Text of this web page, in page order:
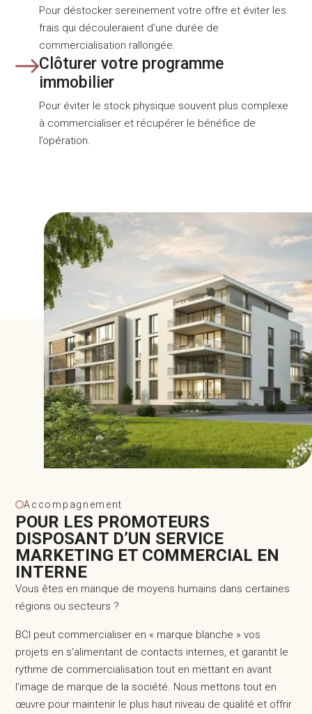
Pour déstocker sereinement votre offre et éviter les
frais qui découleraient d’une durée de
commercialisation rallongée.
Clôturer votre programme
immobilier
Pour éviter le stock physique souvent plus complexe
à commercialiser et récupérer le bénéfice de
l’opération.
Accompagnement
POUR LES PROMOTEURS
DISPOSANT D’UN SERVICE
MARKETING ET COMMERCIAL EN
INTERNE
Vous êtes en manque de moyens humains dans certaines
régions ou secteurs ?
BCI peut commercialiser en « marque blanche » vos
projets en s’alimentant de contacts internes, et garantit le
rythme de commercialisation tout en mettant en avant
l’image de marque de la société. Nous mettons tout en
œuvre pour maintenir le plus haut niveau de qualité et offrir